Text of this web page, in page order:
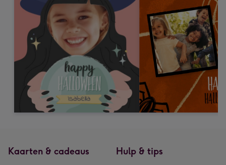
Kaarten & cadeaus Hulp & tips